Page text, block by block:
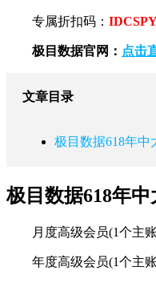
专属折扣码：
极目数据官网： 点击
文章目录
极目数据618年中
极目数据618年
月度高级会员(1个主
年度高级会员(1个主